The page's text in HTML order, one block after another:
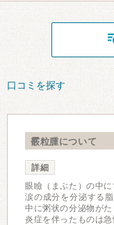
口コミを探す
霰粒腫について
詳細
眼瞼（まぶた）の中
涙の成分を分泌する
中に粥状の分泌物がた
炎症を伴ったものは急